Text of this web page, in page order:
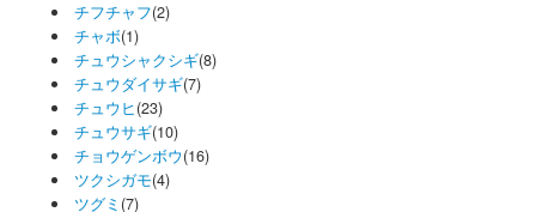
チフチャフ(2)
チャボ(1)
チュウシャクシギ(8)
チュウダイサギ(7)
チュウヒ(23)
チュウサギ(10)
チョウゲンボウ(16)
ツクシガモ(4)
ツグミ (7)